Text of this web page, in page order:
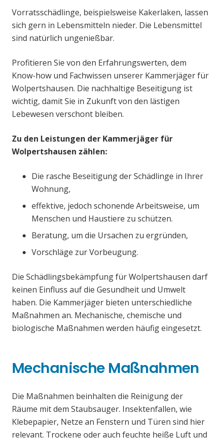
Vorratsschädlinge, beispielsweise Kakerlaken, lassen
sich gern in Lebensmitteln nieder. Die Lebensmittel
sind natürlich ungenießbar.
Profitieren Sie von den Erfahrungswerten, dem
Know-how und Fachwissen unserer Kammerjäger für
Wolpertshausen. Die nachhaltige Beseitigung ist
wichtig, damit Sie in Zukunft von den lästigen
Lebewesen verschont bleiben.
Zu den Leistungen der Kammerjäger für
Wolpertshausen zählen:
Die rasche Beseitigung der Schädlinge in Ihrer
Wohnung,
effektive, jedoch schonende Arbeitsweise, um
Menschen und Haustiere zu schützen.
Beratung, um die Ursachen zu ergründen,
Vorschläge zur Vorbeugung.
Die Schädlingsbekämpfung für Wolpertshausen darf
keinen Einfluss auf die Gesundheit und Umwelt
haben. Die Kammerjäger bieten unterschiedliche
Maßnahmen an. Mechanische, chemische und
biologische Maßnahmen werden häufig eingesetzt.
Mechanische Maßnahmen
Die Maßnahmen beinhalten die Reinigung der
Räume mit dem Staubsauger. Insektenfallen, wie
Klebepapier, Netze an Fenstern und Türen sind hier
relevant. Trockene oder auch feuchte heiße Luft und